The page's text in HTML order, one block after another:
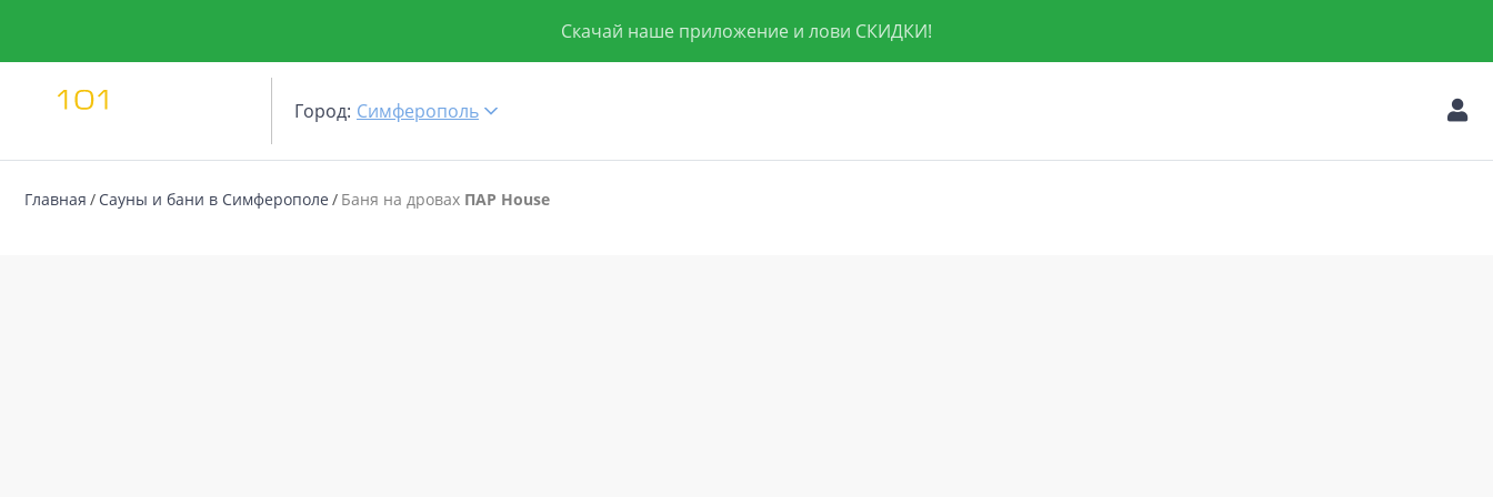
Скачай наше приложение и лови СКИДКИ!
Город: Симферополь
Главная Сауны и бани в Симферополе Баня на дровах ПАР House